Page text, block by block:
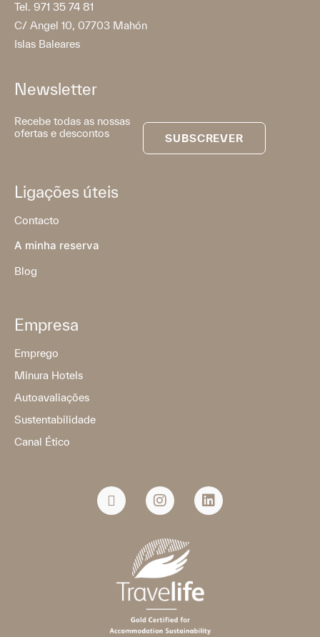
Tel. 971 35 74 81
C/ Angel 10, 07703 Mahón
Islas Baleares
Newsletter
Recebe todas as nossas
ofertas e descontos
SUBSCREVER
Ligações úteis
Contacto
A minha reserva
Blog
Empresa
Emprego
Minura Hotels
Autoavaliações
Sustentabilidade
Canal Ético